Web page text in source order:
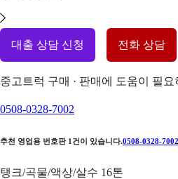
대출 상담 신청 전화 상담
중고트럭 구매 · 판매에 도움이 필요
0508-0328-7002
추천 영업용 번호판 1 건이 있습니다.0508-0328-7002
탱크/곡물/액상/살수 16톤